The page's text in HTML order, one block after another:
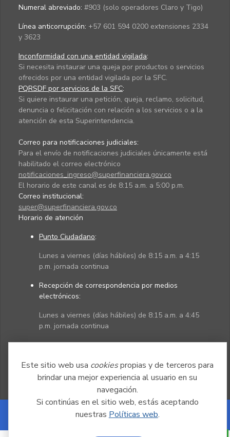
Este sitio web usa cookiespropias y de terceros para
brindar una mejor experiencia al usuario en su
navegación.
Si continúas en el sitio web, estás aceptando
nuestras Políticas web.
Numeral abreviado: #903 (solo operadores Claro y Tigo)
Línea anticorrupción: +57 601 594 0200 extensiones 2334
y 3623
Inconformidad con una entidad vigilada:
Si necesita instaurar una queja por productos o servicios
ofrecidos por una entidad vigilada por la SFC.
PQRSDF por servicios de la SFC:
Si quiere instaurar una petición, queja, reclamo, solicitud,
denuncia o felicitación con relación a los servicios o a la
atención de esta Superintendencia.
Correo para notificaciones judiciales:
Para el envío de notificaciones judiciales únicamente está
habilitado el correo electrónico
notificaciones_ingreso@superfinanciera.gov.co
El horario de este canal es de 8:15 a.m. a 5:00 p.m.
Correo institucional:
super@superfinanciera.gov.co
Horario de atención
Punto Ciudadano:
Lunes a viernes (días hábiles) de 8:15 a.m. a 4:15
p.m. jornada continua
Recepción de correspondencia por medios
electrónicos:
Lunes a viernes (días hábiles) de 8:15 a.m. a 4:45
p.m. jornada continua